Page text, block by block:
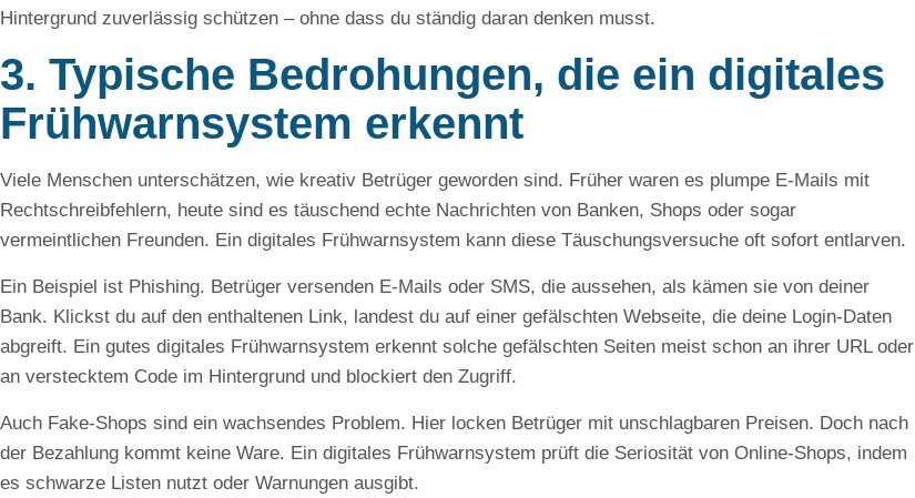
Hintergrund zuverlässig schützen – ohne dass du ständig daran denken musst.
3. Typische Bedrohungen, die ein digitales
Frühwarnsystem erkennt
Viele Menschen unterschätzen, wie kreativ Betrüger geworden sind. Früher waren es plumpe E-Mails mit
Rechtschreibfehlern, heute sind es täuschend echte Nachrichten von Banken, Shops oder sogar
vermeintlichen Freunden. Ein digitales Frühwarnsystem kann diese Täuschungsversuche oft sofort entlarven.
Ein Beispiel ist Phishing. Betrüger versenden E-Mails oder SMS, die aussehen, als kämen sie von deiner
Bank. Klickst du auf den enthaltenen Link, landest du auf einer gefälschten Webseite, die deine Login-Daten
abgreift. Ein gutes digitales Frühwarnsystem erkennt solche gefälschten Seiten meist schon an ihrer URL oder
an verstecktem Code im Hintergrund und blockiert den Zugriff.
Auch Fake-Shops sind ein wachsendes Problem. Hier locken Betrüger mit unschlagbaren Preisen. Doch nach
der Bezahlung kommt keine Ware. Ein digitales Frühwarnsystem prüft die Seriosität von Online-Shops, indem
es schwarze Listen nutzt oder Warnungen ausgibt.